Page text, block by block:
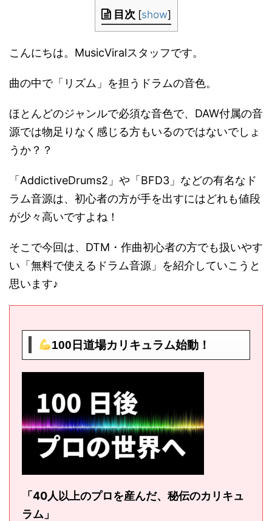
目次 [show]
こんにちは。MusicViralスタッフです。
曲の中で「リズム」を担うドラムの音色。
ほとんどのジャンルで必須な音色で、DAW付属の音
源では物足りなく感じる方もいるのではないでしょ
うか？？
「AddictiveDrums2」や「BFD3」などの有名なド
ラム音源は、初心者の方が手を出すにはどれも値段
が少々高いですよね！
そこで今回は、DTM・作曲初心者の方でも扱いやす
い「無料で使えるドラム音源」を紹介していこうと
思います♪
100日道場カリキュラム始動！
「40人以上のプロを産んだ、秘伝のカリキュ
ラム」